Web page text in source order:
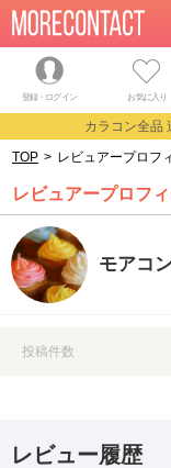
登録・ログイン お気に入り
カラコン全品
TOP > レビュアープロフ
レビュアープロフ
モアコ
投稿件数
レビュー履歴